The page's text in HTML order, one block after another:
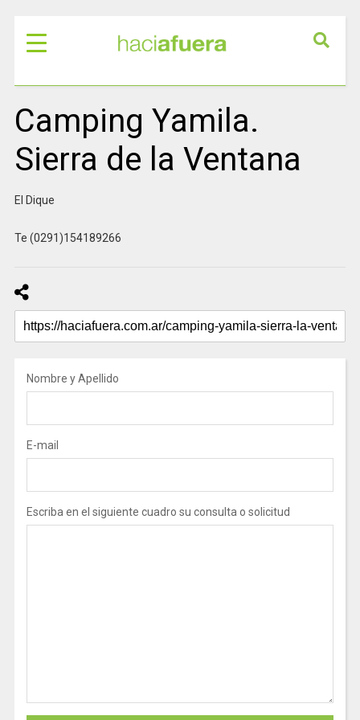
Camping Yamila.
Sierra de la Ventana
El Dique
Te (0291)154189266
Nombre y Apellido
E-mail
Escriba en el siguiente cuadro su consulta o solicitud